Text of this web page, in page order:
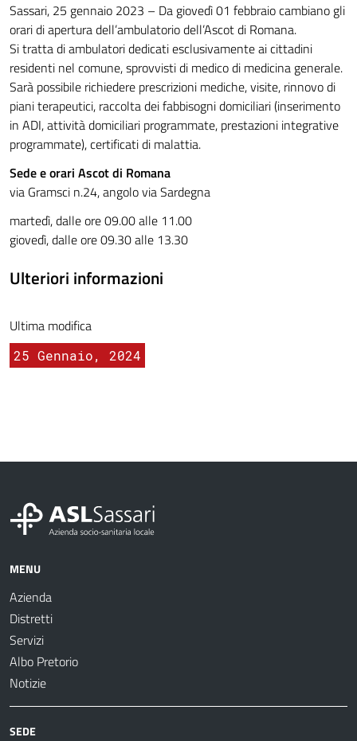
Sassari, 25 gennaio 2023 – Da giovedì 01 febbraio cambiano gli
orari di apertura dell’ambulatorio dell’Ascot di Romana.
Si tratta di ambulatori dedicati esclusivamente ai cittadini
residenti nel comune, sprovvisti di medico di medicina generale.
Sarà possibile richiedere prescrizioni mediche, visite, rinnovo di
piani terapeutici, raccolta dei fabbisogni domiciliari (inserimento
in ADI, attività domiciliari programmate, prestazioni integrative
programmate), certificati di malattia.
Sede e orari Ascot di Romana
via Gramsci n.24, angolo via Sardegna
martedì, dalle ore 09.00 alle 11.00
giovedì, dalle ore 09.30 alle 13.30
Ulteriori informazioni
Ultima modifica
25 Gennaio, 2024
MENU
Azienda
Distretti
Servizi
Albo Pretorio
Notizie
SEDE